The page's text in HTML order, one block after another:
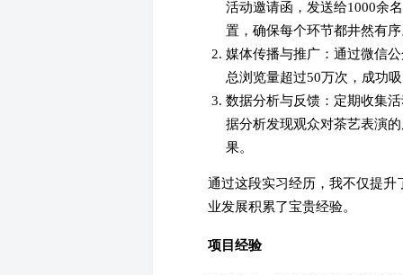
活动邀请函，发送给1000余
置，确保每个环节都井然有
媒体传播与推广：通过微信
总浏览量超过50万次，成功
数据分析与反馈：定期收集
据分析发现观众对茶艺表演
果。
通过这段实习经历，我不仅提
业发展积累了宝贵经验。
项目经验